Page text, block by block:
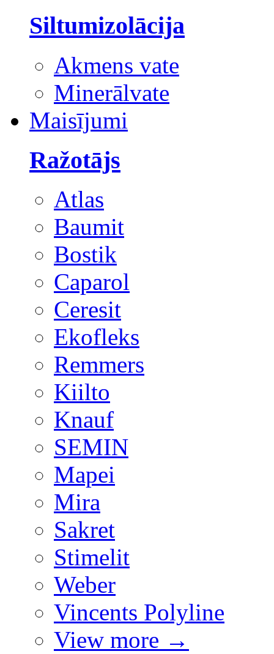
Siltumizolācija
Akmens vate
Minerālvate
Maisījumi
Ražotājs
Atlas
Baumit
Bostik
Caparol
Ceresit
Ekofleks
Remmers
Kiilto
Knauf
SEMIN
Mapei
Mira
Sakret
Stimelit
Weber
Vincents Polyline
View more →